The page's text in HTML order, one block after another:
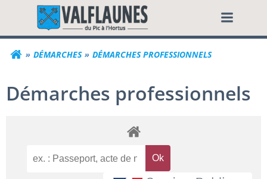
contenuCommune de
DÉMARCHES DÉMARCHES PROFESSIONNELS
Démarches professionnels